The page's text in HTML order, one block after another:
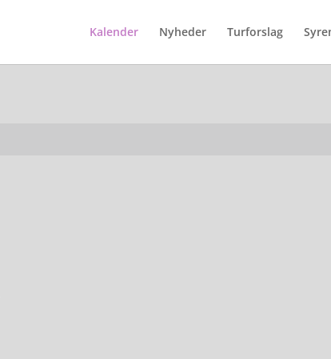
Kalender Nyheder Turforslag